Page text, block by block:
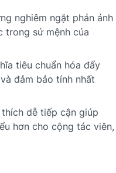
nghiêm ngặt phản ánh
trong sứ mệnh của
tiêu chuẩn hóa đẩy
đảm bảo tính nhất
dễ tiếp cận giúp
hơn cho cộng tác viên,